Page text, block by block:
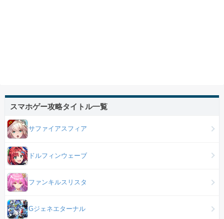
スマホゲー攻略タイトル一覧
サファイアスフィア
ドルフィンウェーブ
ファンキルスリスタ
Gジェネエターナル